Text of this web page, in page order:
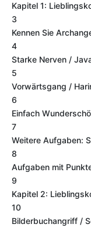
Kapitel 1:
3
Kennen Sie
4
Starke Nerven /
5
Vorwärtsgang /
6
Einfach
7
Weitere Aufgaben:
8
Aufgaben mit
9
Kapitel 2:
10
Bilderbuchangriff /